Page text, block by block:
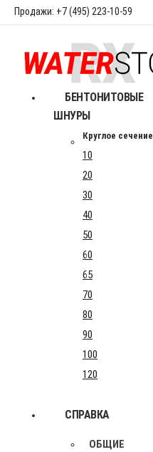
Продажи: +7 (495) 223-10-59
БЕНТОНИТОВЫЕ
ШНУРЫ
Круглое сечение
10
20
30
40
50
60
65
70
80
90
100
120
СПРАВКА
ОБЩИЕ